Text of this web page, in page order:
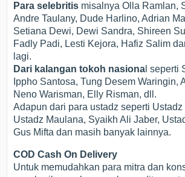
Para selebritis misalnya Olla Ramlan,
Andre Taulany, Dude Harlino, Adrian
Setiana Dewi, Dewi Sandra, Shireen
Fadly Padi, Lesti Kejora, Hafiz Salim
lagi.
Dari kalangan tokoh nasiona l seperti
Ippho Santosa, Tung Desem Waringin,
Neno Warisman, Elly Risman, dll.
Adapun dari para ustadz seperti Ustadz
Ustadz Maulana, Syaikh Ali Jaber,
Gus Mifta dan masih banyak lainnya.
COD Cash On Delivery
Untuk memudahkan para mitra dan